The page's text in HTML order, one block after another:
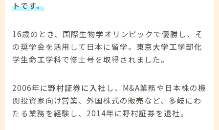
トです。
16歳のとき、国際生物学オリンピックで優勝し、そ
の奨学金を活用して日本に留学。 東京大学工学部化
学生命工学科で修士号を取得されました。
2006年に野村証券に入社 し、M&A業務や日本株の機
関投資家向け営業、外国株式の販売など、多岐にわ
たる業務を経験し、2014年に野村証券を退社。